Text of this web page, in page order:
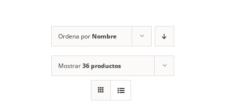
Ordena por Nombre
Mostrar36 productos